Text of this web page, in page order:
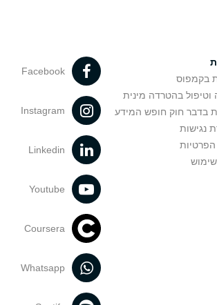
בקמפוס
וטיפול בהטרדה מינית
בדבר חוק חופש המידע
נגישות
Facebook
Instagram
Linkedin
Youtube
Coursera
Whatsapp